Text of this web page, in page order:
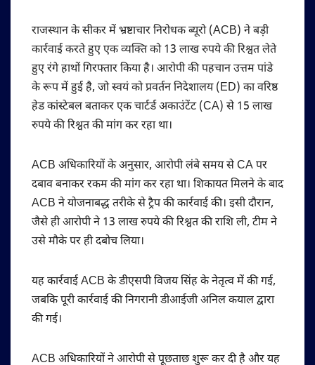
राजस्थान के सीकर में भ्रष्टाचार निरोधक ब्यूरो (ACB) ने बड़ी
कार्रवाई करते हुए एक व्यक्ति को 13 लाख रुपये की रिश्वत लेते
हुए रंगे हाथों गिरफ्तार किया है। आरोपी की पहचान उत्तम पांडे
के रूप में हुई है, जो स्वयं को प्रवर्तन निदेशालय (ED) का वरिष्ठ
हेड कांस्टेबल बताकर एक चार्टर्ड अकाउंटेंट (CA) से 15 लाख
रुपये की रिश्वत की मांग कर रहा था।
ACB अधिकारियों के अनुसार, आरोपी लंबे समय से CA पर
दबाव बनाकर रकम की मांग कर रहा था। शिकायत मिलने के बाद
ACB ने योजनाबद्ध तरीके से ट्रैप की कार्रवाई की। इसी दौरान,
जैसे ही आरोपी ने 13 लाख रुपये की रिश्वत की राशि ली, टीम ने
उसे मौके पर ही दबोच लिया।
यह कार्रवाई ACB के डीएसपी विजय सिंह के नेतृत्व में की गई,
जबकि पूरी कार्रवाई की निगरानी डीआईजी अनिल कयाल द्वारा
की गई।
ACB अधिकारियों ने आरोपी से पूछताछ शुरू कर दी है और यह